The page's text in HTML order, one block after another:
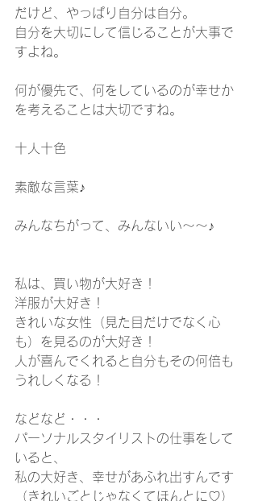
だけど、やっぱり自分は自分。
自分を大切にして信じることが大事で
すよね。
何が優先で、何をしているのが幸せか
を考えることは大切ですね。
十人十色
素敵な言葉♪
みんなちがって、みんないい～～♪
私は、買い物が大好き！
洋服が大好き！
きれいな女性（見た目だけでなく心
も）を見るのが大好き！
人が喜んでくれると自分もその何倍も
うれしくなる！
などなど・・・
パーソナルスタイリストの仕事をして
いると、
私の大好き、幸せがあふれ出すんです
（きれいごとじゃなくてほんとに♡）